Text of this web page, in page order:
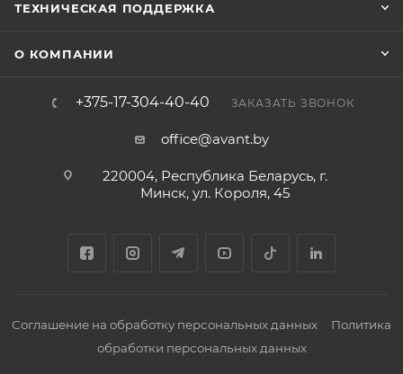
ТЕХНИЧЕСКАЯ ПОДДЕРЖКА
О КОМПАНИИ
+375-17-304-40-40 ЗАКАЗАТЬ ЗВОНОК
office@avant.by
220004, Республика Беларусь, г.
Минск, ул. Короля, 45
Соглашение на обработку персональных данных
Политика
обработки персональных данных